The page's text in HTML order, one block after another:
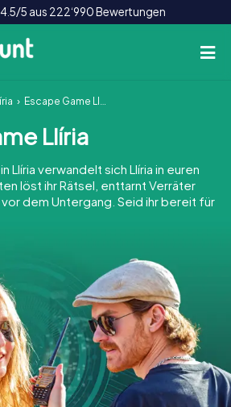
4.5/5 aus 222‘990 Bewertungen
CH
DE
UK
IE
Escape Game Llíria
Llíria
Llíria verwandelt sich Llíria in euren
löst ihr Rätsel, enttarnt Verräter
dem Untergang. Seid ihr bereit für